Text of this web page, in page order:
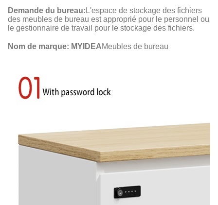
Demande du bureau: L'espace de stockage des fichiers
des meubles de bureau est approprié pour le personnel ou
le gestionnaire de travail pour le stockage des fichiers.
Nom de marque: MYIDEAMeubles de bureau